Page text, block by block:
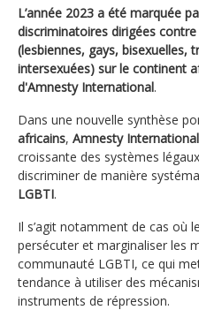
L’année 2023 a été marquée
discriminatoires dirigées
(lesbiennes, gays, bisexuelles,
intersexuées) sur le continent
d'Amnesty International.
Dans une nouvelle synthèse
africains, Amnesty International
croissante des systèmes
discriminer de manière
LGBTI.
Il s’agit notamment de cas où
persécuter et marginaliser les
communauté LGBTI, ce qui
tendance à utiliser des
instruments de répression.